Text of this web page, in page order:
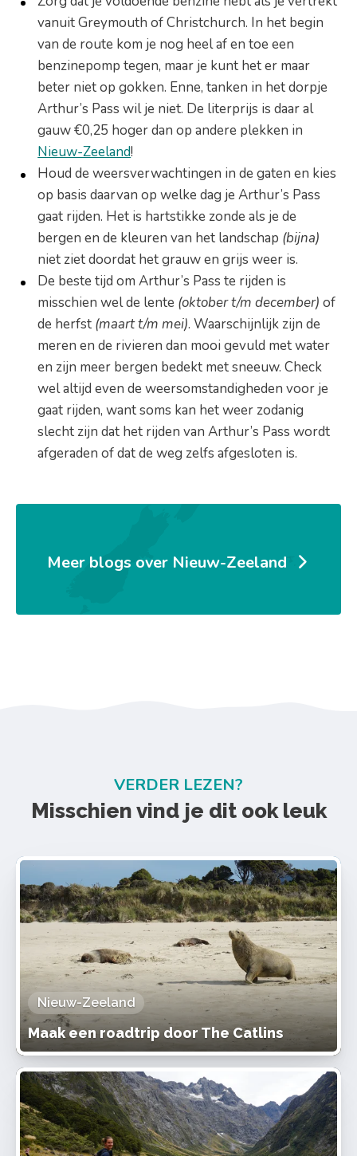
vanuit Greymouth of Christchurch. In het begin
van de route kom je nog heel af en toe een
benzinepomp tegen, maar je kunt het er maar
beter niet op gokken. Enne, tanken in het dorpje
Arthur’s Pass wil je niet. De literprijs is daar al
gauw €0,25 hoger dan op andere plekken in
Nieuw-Zeeland!
Houd de weersverwachtingen in de gaten en kies
op basis daarvan op welke dag je Arthur’s Pass
gaat rijden. Het is hartstikke zonde als je de
bergen en de kleuren van het landschap (bijna)
niet ziet doordat het grauw en grijs weer is.
De beste tijd om Arthur’s Pass te rijden is
misschien wel de lente (oktober t/m december) of
de herfst (maart t/m mei). Waarschijnlijk zijn de
meren en de rivieren dan mooi gevuld met water
en zijn meer bergen bedekt met sneeuw. Check
wel altijd even de weersomstandigheden voor je
gaat rijden, want soms kan het weer zodanig
slecht zijn dat het rijden van Arthur’s Pass wordt
afgeraden of dat de weg zelfs afgesloten is.
Meer blogs over Nieuw-Zeeland
VERDER LEZEN?
Misschien vind je dit ook leuk
Nieuw-Zeeland
Maak een roadtrip door The Catlins